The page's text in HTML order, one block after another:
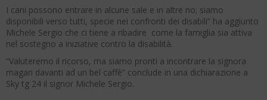
I cani possono entrare in alcune sale e in altre no; siamo
disponibili verso tutti, specie nei confronti dei disabili” ha aggiunto
Michele Sergio che ci tiene a ribadire come la famiglia sia attiva
nel sostegno a iniziative contro la disabilità.
“Valuteremo il ricorso, ma siamo pronti a incontrare la signora
magari davanti ad un bel caffè” conclude in una dichiarazione a
Sky tg 24 il signor Michele Sergio.